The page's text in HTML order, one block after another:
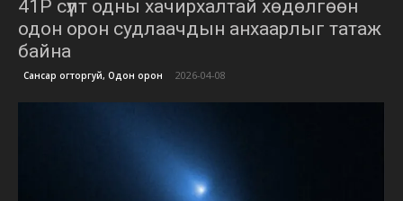
41P сүүлт одны хачирхалтай хөдөлгөөн
одон орон судлаачдын анхаарлыг татаж
байна
Сансар огторгуй, Одон орон 2026-04-08